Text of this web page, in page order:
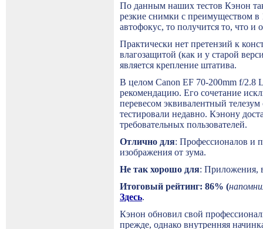
По данным наших тестов Кэнон
резкие снимки с преимуществом
автофокус, то получится то, что
Практически нет претензий к
влагозащитой (как и у старой
является крепление штатива.
В целом Canon EF 70-200mm f/2.8 L
рекомендацию. Его сочетание
перевесом эквивалентный
тестировали недавно. Кэнону
требовательных пользователей.
Отлично для: Профессионалов и
изображения от зума.
Не так хорошо для: Приложения,
Итоговый рейтинг: 86% (
Здесь.
Кэнон обновил свой
прежде, однако внутренняя